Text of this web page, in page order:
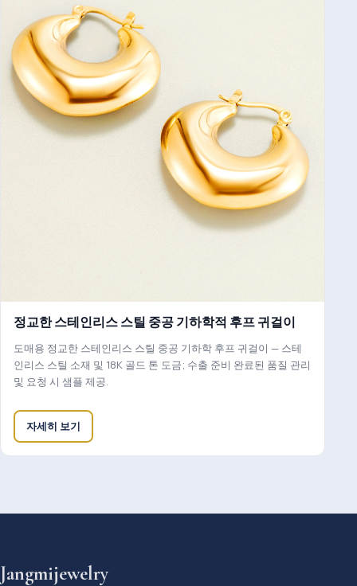
정교한 스테인리스 스틸 중공 기하학적 후프 귀걸이
도매용 정교한 스테인리스 스틸 중공 기하학 후프 귀걸이 — 스테
인리스 스틸 소재 및 18K 골드 톤 도금; 수출 준비 완료된 품질 관리
및 요청 시 샘플 제공.
자세히 보기
Jangmijewelry